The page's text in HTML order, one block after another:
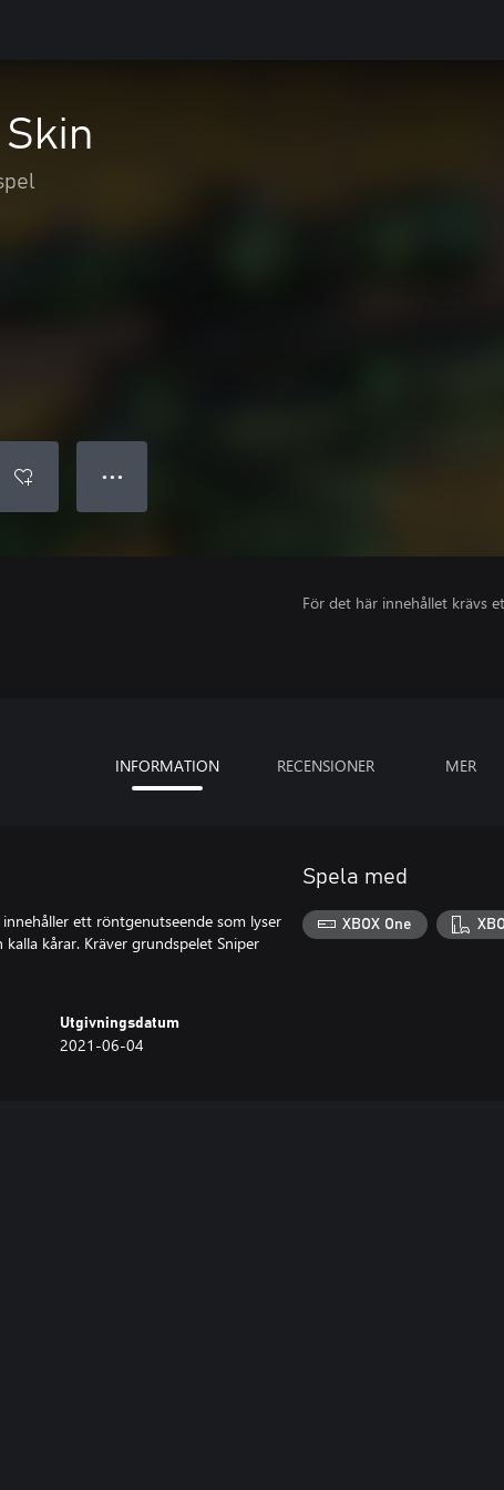
● ● ●
För det här innehållet krävs
INFORMATION RECENSIONER MER
ett röntgenutseende som lyser
kårar. Kräver grundspelet Sniper
Utgivningsdatum
2021-06-04
Spela med
XBOX One